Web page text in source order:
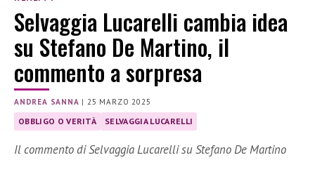
Selvaggia Lucarelli cambia idea
su Stefano De Martino, il
commento a sorpresa
ANDREA SANNA |25 MARZO 2025
OBBLIGO O VERITÀ SELVAGGIA LUCARELLI
Il commento di Selvaggia Lucarelli su Stefano De Martino